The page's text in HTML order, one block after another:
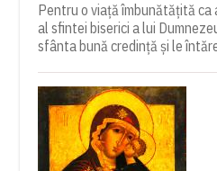
Pentru o viață îmbunătățită
al sfintei biserici a lui
sfânta bună credință și le